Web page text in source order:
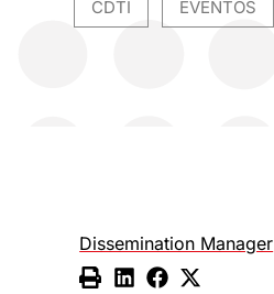
CDTI EVENTOS
Dissemination Manager